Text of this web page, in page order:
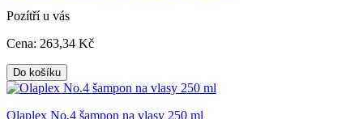
Pozítří u vás
Cena: 263,34 Kč
Do košíku
Olaplex No.4 šampon na vlasy 250 ml